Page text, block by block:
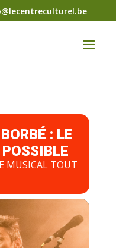
: LE
MUSICAL TOUT